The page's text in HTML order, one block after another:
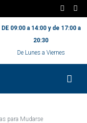
DE 09:00 a 14:00 y de 17:00 a
20:30
De Lunes a Viernes
para Mudarse